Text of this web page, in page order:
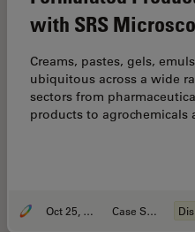
with SRS
Creams, pastes, gels,
ubiquitous across a wide
sectors from
products to
Oct 25, 2021 Case Study